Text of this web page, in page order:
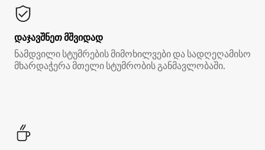
დაჯავშნეთ მშვიდად
ნამდვილი სტუმრების მიმოხილვები და სადღეღამისო
მხარდაჭერა მთელი სტუმრობის განმავლობაში.